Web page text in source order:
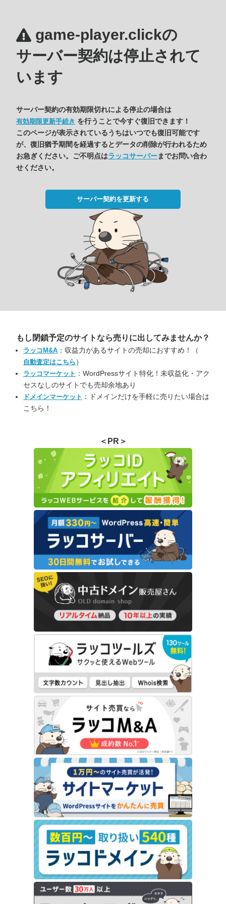
game-player.clickの
サーバー契約は停止されて
います
サーバー契約の有効期限切れによる停止の場合は
有効期限更新手続き を行うことで今すぐ復旧できます！
このページが表示されているうちはいつでも復旧可能です
が、復旧猶予期間を経過するとデータの削除が行われるため
お急ぎください。ご不明点はラッコサーバーまでお問い合わ
せください。
サーバー契約を更新する
もし閉鎖予定のサイトなら売りに出してみませんか？
ラッコM&A ：収益力があるサイトの売却におすすめ！（
自動査定はこちら ）
ラッコマーケット ：WordPressサイト特化！未収益化・アク
セスなしのサイトでも売却余地あり
ドメインマーケット ：ドメインだけを手軽に売りたい場合は
こちら！
＜PR＞